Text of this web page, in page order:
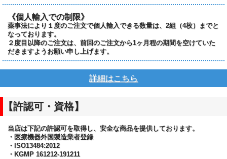
《個人輸入での制限》
薬事法により１度のご注文で個人輸入できる数量は、2組（4枚）までと
なっております。
２度目以降のご注文は、前回のご注文から1ヶ月程の期間を空けていた
だきますようお願い申し上げます。
詳細はこちら
【許認可・資格】
当店は下記の許認可を取得し、安全な商品を提供しております。
・医療機器外国製造業者登録
・ISO13484:2012
・KGMP 161212-191211